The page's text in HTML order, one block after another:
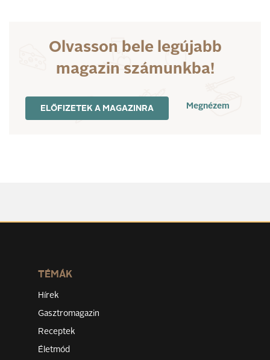
Olvasson bele legújabb
magazin számunkba!
ELŐFIZETEK A MAGAZINRA Megnézem
TÉMÁK
Hírek
Gasztromagazin
Receptek
Életmód